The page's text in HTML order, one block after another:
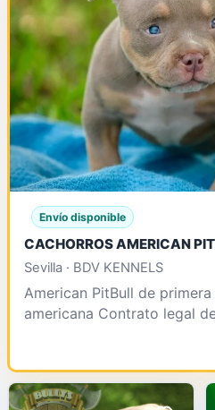
Envío disponible
CACHORROS AMERICAN
Sevilla · BDV KENNELS
American PitBull de
americana Contrato legal